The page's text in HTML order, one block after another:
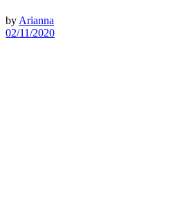
by Arianna
02/11/2020